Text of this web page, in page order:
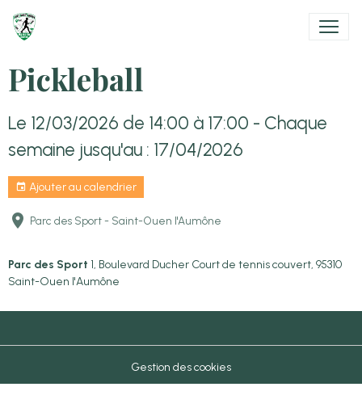
Pickleball
Le 12/03/2026 de 14:00 à 17:00 - Chaque
semaine jusqu'au : 17/04/2026
Ajouter au calendrier
Parc des Sport - Saint-Ouen l'Aumône
Parc des Sport 1, Boulevard Ducher Court de tennis couvert, 95310
Saint-Ouen l'Aumône
Gestion des cookies